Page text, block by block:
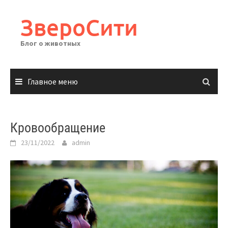
содержимому
ЗвероСити
Блог о животных
Главное меню
Кровообращение
23/11/2022 admin